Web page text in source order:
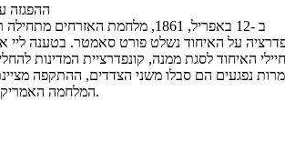
ההפגזה
ב -12 באפריל, 1861, מלחמת האזרחים
על האיחוד נשלט פורט סאמטר. בטענה ליי
חיילי האיחוד לסגת ממנה, קונפדרציית המדינות
נפגעים הם סבלו משני הצדדים, ההתקפה
המלחמה האמריקנית העקובה מדם.